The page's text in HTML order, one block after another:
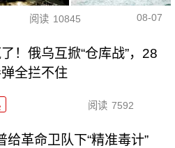
阅读 10845 08-07
！俄乌互掀“仓库战”，28
全拦不住
阅读 7592
革命卫队下“精准毒计”